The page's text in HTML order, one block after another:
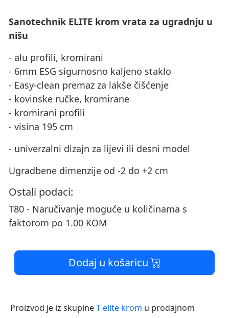
Sanotechnik ELITE krom vrata za ugradnju u
nišu
- alu profili, kromirani
- 6mm ESG sigurnosno kaljeno staklo
- Easy-clean premaz za lakše čišćenje
- kovinske ručke, kromirane
- kromirani profili
- visina 195 cm
- univerzalni dizajn za lijevi ili desni model
Ugradbene dimenzije od -2 do +2 cm
Ostali podaci:
T80 - Naručivanje moguće u količinama s
faktorom po 1.00 KOM
Dodaj u košaricu
Proizvod je iz skupineT elite krom u prodajnom